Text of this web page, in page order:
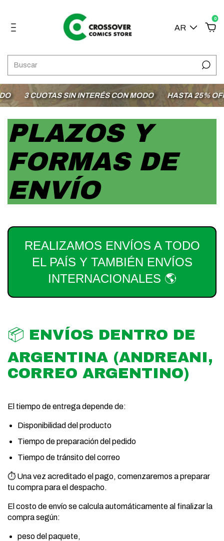
AR
0
3 CUOTAS SIN INTERÉS CON MODO HASTA 25% OFF
PLAZOS Y
FORMAS DE
ENVÍO
REALIZAMOS ENVÍOS A TODO
EL PAÍS Y TAMBIÉN ENVÍOS
INTERNACIONALES 🌎
📦 ENVÍOS DENTRO DE
ARGENTINA (ANDREANI,
CORREO ARGENTINO)
El tiempo de entrega depende de:
Disponibilidad del producto
Tiempo de preparación del pedido
Tiempo de tránsito del correo
⏱️ Una vez acreditado el pago, comenzaremos a preparar
tu compra para el despacho.
El costo de envío se calcula automáticamente al finalizar la
compra según:
peso del paquete,